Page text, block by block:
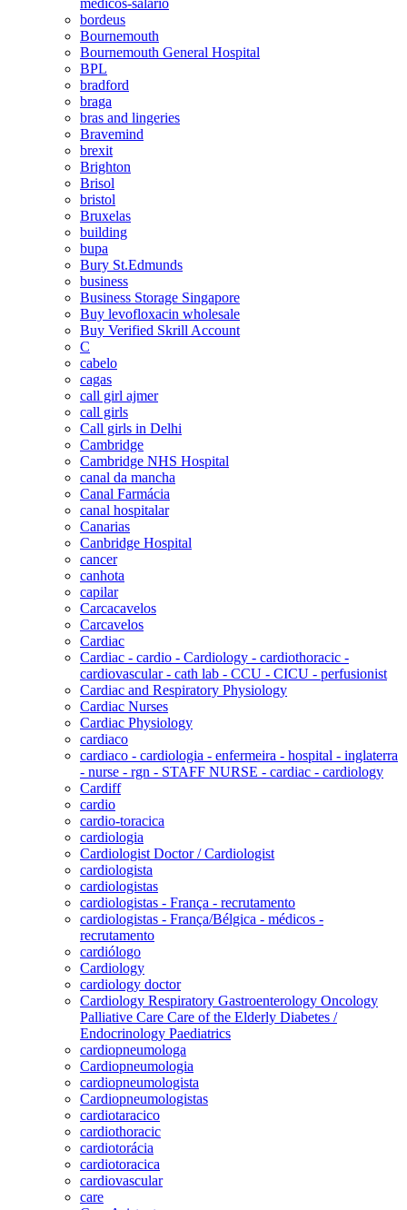
bordeus
Bournemouth
Bournemouth General Hospital
BPL
bradford
braga
bras and lingeries
Bravemind
brexit
Brighton
Brisol
bristol
Bruxelas
building
bupa
Bury St.Edmunds
business
Business Storage Singapore
Buy levofloxacin wholesale
Buy Verified Skrill Account
C
cabelo
cagas
call girl ajmer
call girls
Call girls in Delhi
Cambridge
Cambridge NHS Hospital
canal da mancha
Canal Farmácia
canal hospitalar
Canarias
Canbridge Hospital
cancer
canhota
capilar
Carcacavelos
Carcavelos
Cardiac
Cardiac - cardio - Cardiology - cardiothoracic -
cardiovascular - cath lab - CCU - CICU - perfusionist
Cardiac and Respiratory Physiology
Cardiac Nurses
Cardiac Physiology
cardiaco
cardiaco - cardiologia - enfermeira - hospital - inglaterra
- nurse - rgn - STAFF NURSE - cardiac - cardiology
Cardiff
cardio
cardio-toracica
cardiologia
Cardiologist Doctor / Cardiologist
cardiologista
cardiologistas
cardiologistas - França - recrutamento
cardiologistas - França/Bélgica - médicos -
recrutamento
cardiólogo
Cardiology
cardiology doctor
Cardiology Respiratory Gastroenterology Oncology
Palliative Care Care of the Elderly Diabetes /
Endocrinology Paediatrics
cardiopneumologa
Cardiopneumologia
cardiopneumologista
Cardiopneumologistas
cardiotaracico
cardiothoracic
cardiotorácia
cardiotoracica
cardiovascular
care